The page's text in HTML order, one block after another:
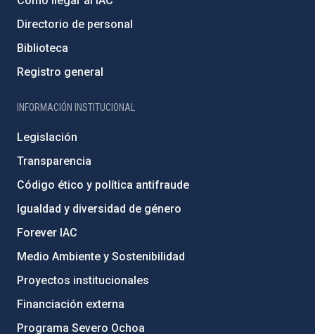
Directorio de personal
Biblioteca
Registro general
INFORMACIÓN INSTITUCIONAL
Legislación
Transparencia
Código ético y política antifraude
Igualdad y diversidad de género
Forever IAC
Medio Ambiente y Sostenibilidad
Proyectos institucionales
Financiación externa
Programa Severo Ochoa